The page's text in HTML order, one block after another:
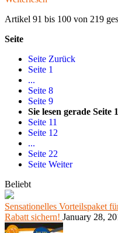
Artikel 91 bis 100 von 219
Seite
Seite Zurück
Seite 1
...
Seite 8
Seite 9
Sie lesen gerade Seite
Seite 11
Seite 12
...
Seite 22
Seite Weiter
Beliebt
Sensationelles Vorteilspaket
Rabatt sichern! January 28,